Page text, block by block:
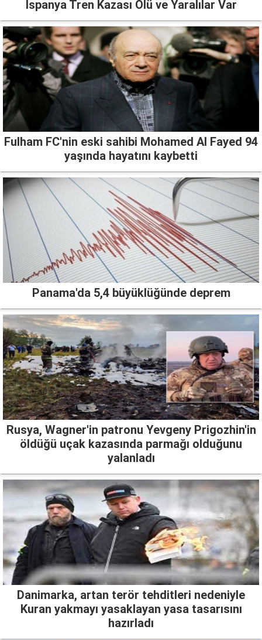
İspanya Tren Kazası Ölü ve Yaralılar Var
Fulham FC'nin eski sahibi Mohamed Al Fayed 94
yaşında hayatını kaybetti
Panama'da 5,4 büyüklüğünde deprem
Rusya, Wagner'in patronu Yevgeny Prigozhin'in
öldüğü uçak kazasında parmağı olduğunu
yalanladı
Danimarka, artan terör tehditleri nedeniyle
Kuran yakmayı yasaklayan yasa tasarısını
hazırladı